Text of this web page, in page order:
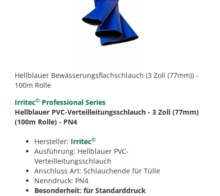
Hellblauer Bewässerungsflachschlauch (3 Zoll (77mm)) -
100m Rolle
Irritec© Professional Series
Hellblauer PVC-Verteilleitungsschlauch - 3 Zoll (77mm)
(100m Rolle) - PN4
Hersteller: Irritec©
Ausführung: Hellblauer PVC-
Verteilleitungsschlauch
Anschluss Art: Schlauchende für Tülle
Nenndruck: PN4
Besonderheit: für Standarddruck